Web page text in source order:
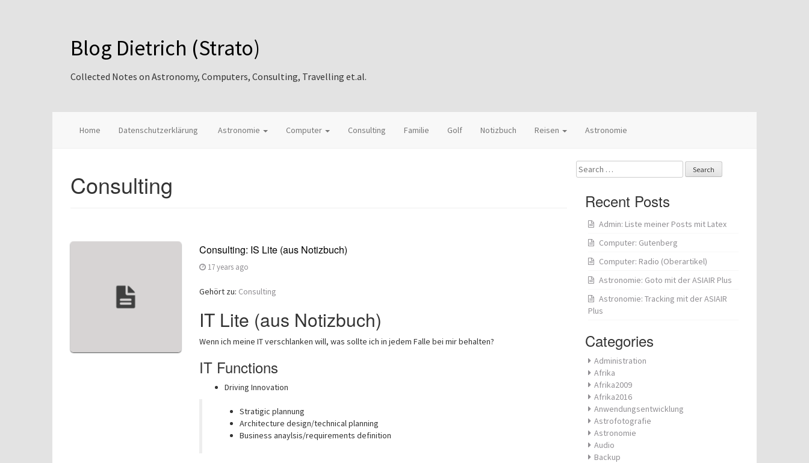
Blog Dietrich (Strato)
Collected Notes on Astronomy, Computers, Consulting, Travelling et.al.
Home Datenschutzerklärung Astronomie Computer Consulting Familie Golf Notizbuch Reisen Astronomie
Consulting
Consulting: IS Lite (aus Notizbuch)
17 years ago
Gehört zu: Consulting
IT Lite (aus Notizbuch)
Wenn ich meine IT verschlanken will, was sollte ich in jedem Falle bei mir behalten?
IT Functions
Driving Innovation
Stratigic plannung
Architecture design/technical planning
Business anaylsis/requirements definition
Search
for:
Recent Posts
Admin: Liste meiner Posts mit Latex
Computer: Gutenberg
Computer: Radio (Oberartikel)
Astronomie: Goto mit der ASIAIR Plus
Astronomie: Tracking mit der ASIAIR
Plus
Categories
Administration
Afrika
Afrika2009
Afrika2016
Anwendungsentwicklung
Astrofotografie
Astronomie
Audio
Backup